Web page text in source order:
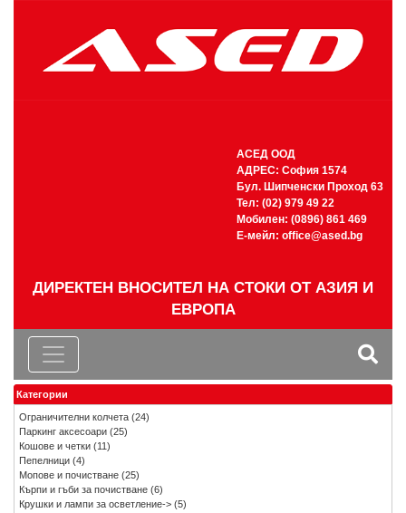
АСЕД ООД
АДРЕС: София 1574
Бул. Шипченски Проход 63
Тел: (02) 979 49 22
Мобилен: (0896) 861 469
Е-мейл: office@ased.bg
ДИРЕКТЕН ВНОСИТЕЛ НА СТОКИ ОТ АЗИЯ И
ЕВРОПА
Категории
Ограничителни колчета (24)
Паркинг аксесоари (25)
Кошове и четки (11)
Пепелници (4)
Мопове и почистване (25)
Кърпи и гъби за почистване (6)
Крушки и лампи за осветление-> (5)